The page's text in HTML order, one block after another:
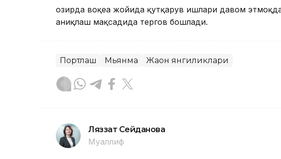
Ҳозирда воқеа жойида қутқарув ишлари давом
аниқлаш мақсадида тергов бошлади.
Портлаш Мьянма Жаҳон янгиликлари
Ляззат Сейданова
Муаллиф